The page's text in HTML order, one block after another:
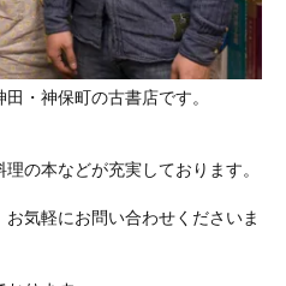
・神保町の古書店です。
の本などが充実しております。
気軽にお問い合わせくださいま